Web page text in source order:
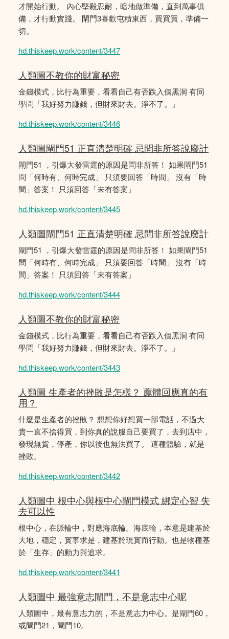
才開始行動。 內心堅毅忍耐，暗地做準備，直到萬事俱
備，才行動實踐。 閘門3喜歡屯積東西，買買買，準備一
切。
hd.thiskeep.work/content/3447
人類圖不教你的財富秘密
金錢模式，比行為重要，看看自己有否跌入個黑洞 有同
學問「我好努力賺錢，但財來財去。淨不了。」
hd.thiskeep.work/content/3446
人類圖閘門51 正直清楚明確 忌問非所答說廢計
閘門51 ，引爆大發雷霆的原因是問非所答！ 如果閘門51
問「何時有、何時完成」 只須要回答「時間」 沒有「時
間」答案！ 只須回答「未有答案」
hd.thiskeep.work/content/3445
人類圖閘門51 正直清楚明確 忌問非所答說廢計
閘門51 ，引爆大發雷霆的原因是問非所答！ 如果閘門51
問「何時有、何時完成」 只須要回答「時間」 沒有「時
間」答案！ 只須回答「未有答案」
hd.thiskeep.work/content/3444
人類圖不教你的財富秘密
金錢模式，比行為重要，看看自己有否跌入個黑洞 有同
學問「我好努力賺錢，但財來財去。淨不了。」
hd.thiskeep.work/content/3443
人類圖 生產者的挫敗是怎樣？ 薦體回應真的有
用？
什麼是生產者的挫敗？ 想想你好想買一部電話，不過大
貴一直不捨得買，到你真的說服自己要買了，去到店中，
發現無貨，停產，你以後也無法買了。 這種體驗，就是
挫敗。
hd.thiskeep.work/content/3442
人類圖中 根中心與根中心閘門模式 綁定心智 失
去可以性
根中心，在脈輪中，對應海底輪。海底輪，本意是建基於
大地，穩定，實事求是，建基於現實而行動。也是物種基
於「生存」的動力與追求。
hd.thiskeep.work/content/3441
人類圖中 最強意志閘門，不是意志中心呢
人類圖中，最有意志力的，不是意志力中心。是閘門60，
或閘門21，閘門10。